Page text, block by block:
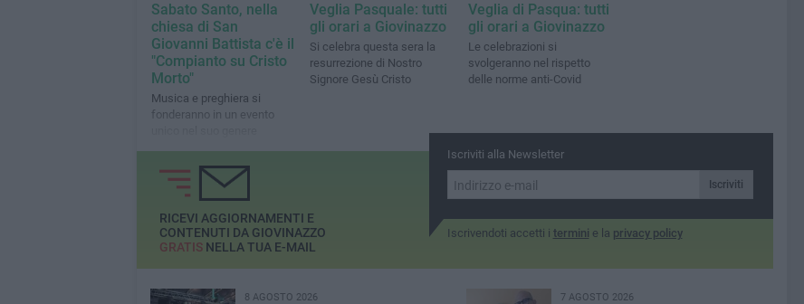
Sabato Santo, nella
chiesa di San
Giovanni Battista c'è il
"Compianto su Cristo
Morto"
Musica e preghiera si
fonderanno in un evento
Veglia Pasquale: tutti
gli orari a Giovinazzo
Si celebra questa sera la
resurrezione di Nostro
Signore Gesù Cristo
Veglia di Pasqua: tutti
gli orari a Giovinazzo
Le celebrazioni si
svolgeranno nel rispetto
delle norme anti-Covid
Iscriviti alla Newsletter
Iscriviti
Iscrivendoti accetti i termini e la privacy policy
RICEVI AGGIORNAMENTI E
CONTENUTI DA GIOVINAZZO
GRATISNELLA TUA E-MAIL
8 AGOSTO 2026 7 AGOSTO 2026